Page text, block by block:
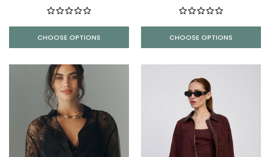
CHOOSE OPTIONS CHOOSE OPTIONS